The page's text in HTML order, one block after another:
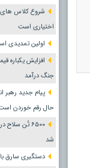
شروع کلاس های
اختیاری است
اولین تمدیدی
افزایش یکباره
جنگ درآمد
پیام جدید رهبر
حال رقم خوردن
شد
دستگیری سارق باغ